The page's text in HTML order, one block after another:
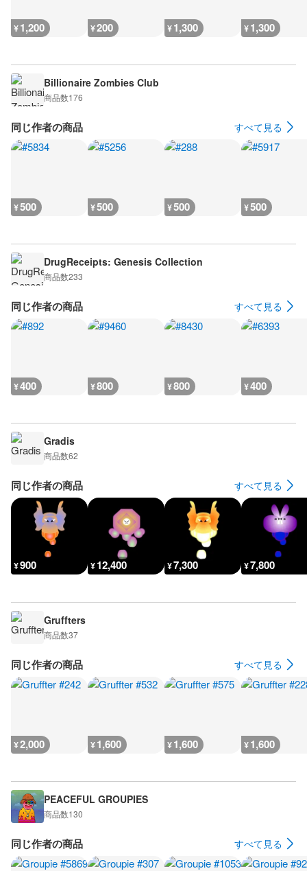
¥1,200 ¥200 ¥1,300 ¥1,300
Billionaire Zombies Club
商品数176
同じ作者の商品 すべて見る
¥500 ¥500 ¥500 ¥500
DrugReceipts: Genesis Collection
商品数233
同じ作者の商品 すべて見る
¥400 ¥800 ¥800 ¥400
Gradis
商品数62
同じ作者の商品 すべて見る
¥900 ¥12,400 ¥7,300 ¥7,800
Gruffters
商品数37
同じ作者の商品 すべて見る
¥2,000 ¥1,600 ¥1,600 ¥1,600
PEACEFUL GROUPIES
商品数130
同じ作者の商品 すべて見る